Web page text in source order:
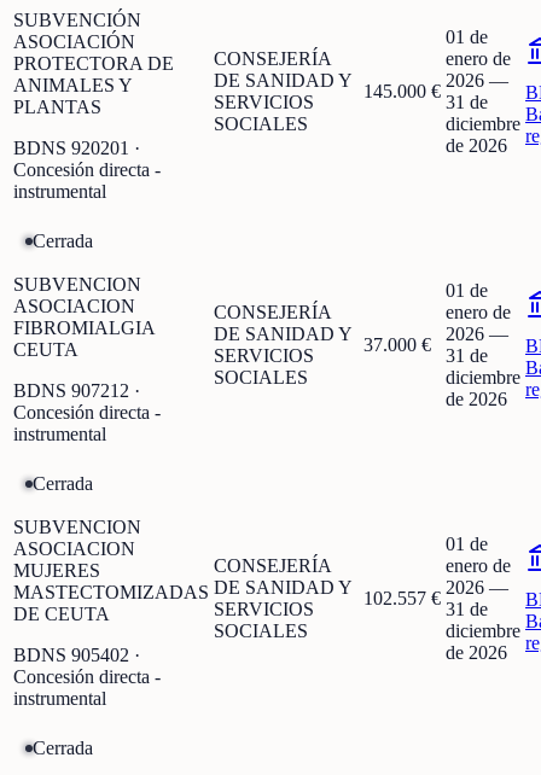
SUBVENCIÓN
ASOCIACIÓN
PROTECTORA DE
ANIMALES Y
PLANTAS
BDNS 920201 ·
Concesión directa -
instrumental
CONSEJERÍA
DE SANIDAD Y
SERVICIOS
SOCIALES
145.000 €
01 de
enero de
2026 —
31 de
diciembre
de 2026
Cerrada
SUBVENCION
ASOCIACION
FIBROMIALGIA
CEUTA
BDNS 907212 ·
Concesión directa -
instrumental
CONSEJERÍA
DE SANIDAD Y
SERVICIOS
SOCIALES
37.000 €
01 de
enero de
2026 —
31 de
diciembre
de 2026
Cerrada
SUBVENCION
ASOCIACION
MUJERES
MASTECTOMIZADAS
DE CEUTA
BDNS 905402 ·
Concesión directa -
instrumental
CONSEJERÍA
DE SANIDAD Y
SERVICIOS
SOCIALES
102.557 €
01 de
enero de
2026 —
31 de
diciembre
de 2026
Cerrada